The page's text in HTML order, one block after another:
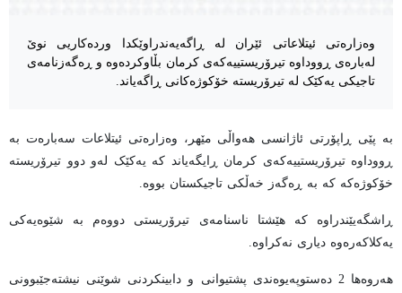
وەزارەتی ئیتلاعاتی ئێران لە ڕاگەیەندراوێکدا وردەکاریی نوێ
لەبارەی ڕووداوە تیرۆریستییەکەی کرمان بڵاوکردەوە و ڕەگەزنامەی
تاجیکی یەکێک لە تیرۆریستە خۆکوژەکانی ڕاگەیاند.
بە پێی ڕاپۆرتی ئاژانسی هەواڵی مێهر، وەزارەتی ئیتلاعات سەبارەت بە
ڕووداوە تیرۆریستییەکەی کرمان ڕایگەیاند کە یەکێک لەو دوو تیرۆریستە
خۆکوژەکە کە بە ڕەگەز خەڵکی تاجیکستان بووە.
ڕاشگەیێندراوە کە هێشتا ناسنامەی تیرۆریستی دووەم بە شێوەیەکی
یەکلاکەرەوە دیاری نەکراوە.
هەروەها 2 دەستوپەیوەندی پشتیوانی و دابینکردنی شوێنی نیشتەجێبوونی